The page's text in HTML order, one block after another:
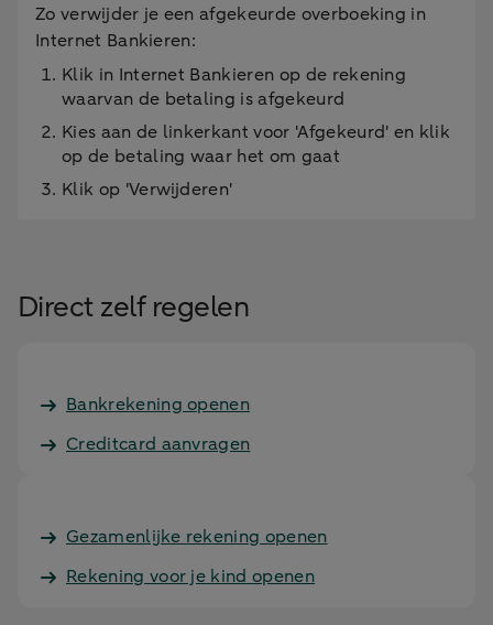
Zo verwijder je een afgekeurde overboeking in
Internet Bankieren:
Klik in Internet Bankieren op de rekening
waarvan de betaling is afgekeurd
Kies aan de linkerkant voor 'Afgekeurd' en klik
op de betaling waar het om gaat
Klik op 'Verwijderen'
Direct zelf regelen
Bankrekening openen
Creditcard aanvragen
Gezamenlijke rekening openen
Rekening voor je kind openen